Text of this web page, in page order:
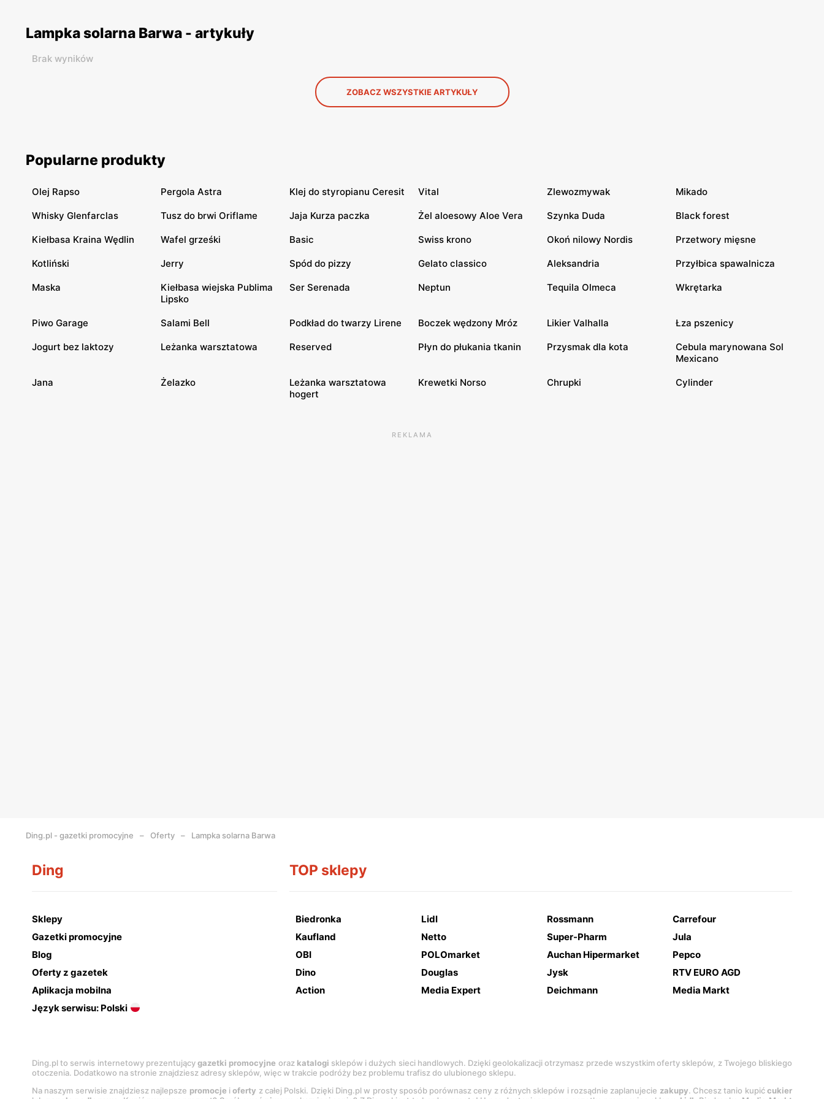
Lampka solarna Barwa - artykuły
Brak wyników
ZOBACZ WSZYSTKIE ARTYKUŁY
Popularne produkty
Olej Rapso Pergola Astra Klej do styropianu Ceresit Vital Zlewozmywak Mikado
Whisky Glenfarclas Tusz do brwi Oriflame Jaja Kurza paczka Żel aloesowy Aloe Vera Szynka Duda Black forest
Kiełbasa Kraina Wędlin Wafel grześki Basic Swiss krono Okoń nilowy Nordis Przetwory mięsne
Kotliński Jerry Spód do pizzy Gelato classico Aleksandria Przyłbica spawalnicza
Maska
Kiełbasa wiejska Publima
Lipsko
Ser Serenada Neptun Tequila Olmeca Wkrętarka
Piwo Garage Salami Bell Podkład do twarzy Lirene Boczek wędzony Mróz Likier Valhalla Łza pszenicy
Jogurt bez laktozy Leżanka warsztatowa Reserved Płyn do płukania tkanin Przysmak dla kota
Cebula marynowana Sol
Mexicano
Jana Żelazko
Leżanka warsztatowa
hogert
Krewetki Norso Chrupki Cylinder
REKLAMA
Ding.pl - gazetki promocyjne Oferty Lampka solarna Barwa
Ding
Sklepy
Gazetki promocyjne
Blog
Oferty z gazetek
Aplikacja mobilna
Język serwisu: Polski
TOP sklepy
Biedronka Lidl Rossmann
Carrefour
Kaufland
Netto Super-Pharm
Jula
OBI
POLOmarket Auchan Hipermarket
Pepco
Dino
Douglas Jysk
RTV EURO AGD
Action
Media Expert Deichmann Media Markt
Ding.pl to serwis internetowy prezentującygazetki promocyjne oraz katalogi sklepów i dużych sieci handlowych. Dzięki geolokalizacji otrzymasz przede wszystkim oferty sklepów, z Twojego bliskiego
otoczenia. Dodatkowo na stronie znajdziesz adresy sklepów, więc w trakcie podróży bez problemu trafisz do ulubionego sklepu.
Na naszym serwisie znajdziesz najlepsze promocje ioferty z całej Polski. Dzięki Ding.pl w prosty sposób porównasz ceny z różnych sklepów i rozsądnie zaplanujecie zakupy. Chcesz tanio kupićcukier